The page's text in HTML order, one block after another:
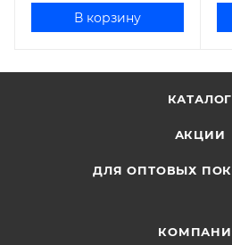
В корзину
КАТАЛОГ
АКЦИИ
ДЛЯ ОПТОВЫХ